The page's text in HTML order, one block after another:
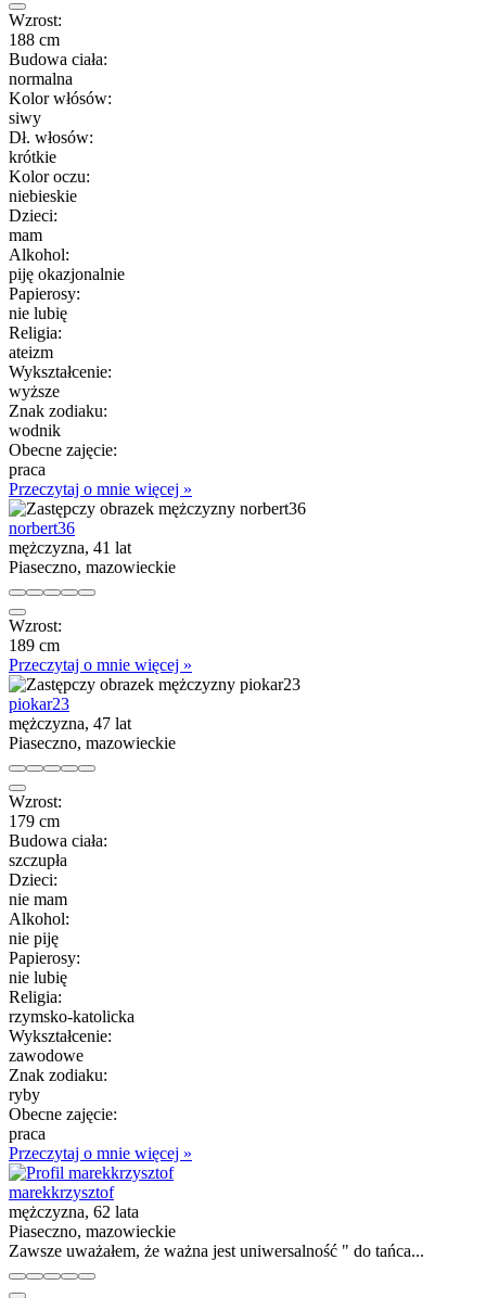
Wzrost:
188 cm
Budowa ciała:
normalna
Kolor włósów:
siwy
Dł. włosów:
krótkie
Kolor oczu:
niebieskie
Dzieci:
mam
Alkohol:
piję okazjonalnie
Papierosy:
nie lubię
Religia:
ateizm
Wykształcenie:
wyższe
Znak zodiaku:
wodnik
Obecne zajęcie:
praca
Przeczytaj o mnie więcej »
norbert36
mężczyzna, 41 lat
Piaseczno, mazowieckie
Wzrost:
189 cm
Przeczytaj o mnie więcej »
piokar23
mężczyzna, 47 lat
Piaseczno, mazowieckie
Wzrost:
179 cm
Budowa ciała:
szczupła
Dzieci:
nie mam
Alkohol:
nie piję
Papierosy:
nie lubię
Religia:
rzymsko-katolicka
Wykształcenie:
zawodowe
Znak zodiaku:
ryby
Obecne zajęcie:
praca
Przeczytaj o mnie więcej »
marekkrzysztof
mężczyzna, 62 lata
Piaseczno, mazowieckie
Zawsze uważałem, że ważna jest uniwersalność " do tańca...